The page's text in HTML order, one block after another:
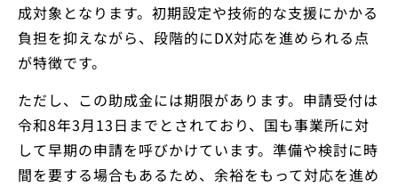
成対象となります。初期設定や技術的な支援にかかる
負担を抑えながら、段階的にDX対応を進められる点
が特徴です。
ただし、この助成金には期限があります。申請受付は
令和8年3月13日までとされており、国も事業所に対
して早期の申請を呼びかけています。準備や検討に時
間を要する場合もあるため、余裕をもって対応を進め